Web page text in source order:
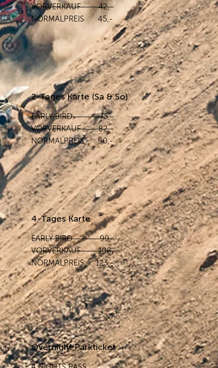
VORVERKAUF 42,-
NORMALPREIS 45,-
2-Tages Karte (Sa & So)
EARLY BIRD 75,-
VORVERKAUF 82,-
NORMALPREIS 90,-
4-Tages Karte
EARLY BIRD 99,-
VORVERKAUF 108,-
NORMALPREIS 123,-
Overnight Parkticket